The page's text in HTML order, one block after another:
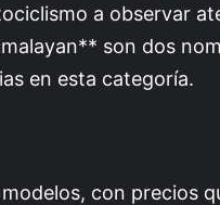
a observar
son dos
en esta categoría.
con precios